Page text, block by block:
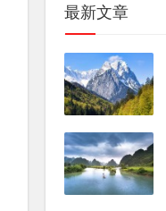
最新文章